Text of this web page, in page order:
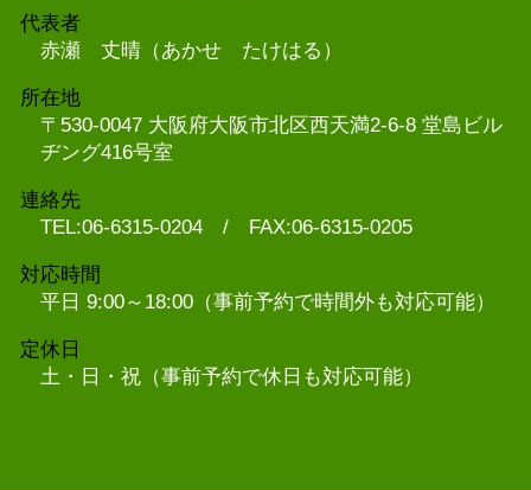
代表者
赤瀬 丈晴（あかせ たけはる）
所在地
〒530-0047 大阪府大阪市北区西天満2-6-8 堂島ビル
ヂング416号室
連絡先
TEL:06-6315-0204 / FAX:06-6315-0205
対応時間
平日 9:00～18:00（事前予約で時間外も対応可能）
定休日
土・日・祝（事前予約で休日も対応可能）